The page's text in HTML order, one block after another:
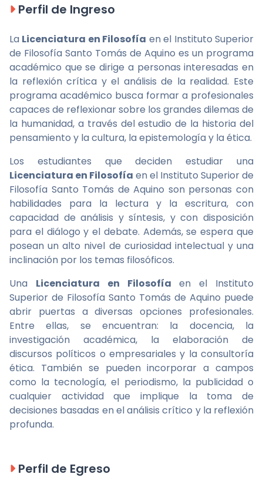
Perfil de Ingreso
La Licenciatura en Filosofía en el Instituto Superior
de Filosofía Santo Tomás de Aquino es un programa
académico que se dirige a personas interesadas en
la reflexión crítica y el análisis de la realidad. Este
programa académico busca formar a profesionales
capaces de reflexionar sobre los grandes dilemas de
la humanidad, a través del estudio de la historia del
pensamiento y la cultura, la epistemología y la ética.
Los estudiantes que deciden estudiar una
Licenciatura en Filosofía en el Instituto Superior de
Filosofía Santo Tomás de Aquino son personas con
habilidades para la lectura y la escritura, con
capacidad de análisis y síntesis, y con disposición
para el diálogo y el debate. Además, se espera que
posean un alto nivel de curiosidad intelectual y una
inclinación por los temas filosóficos.
Una Licenciatura en Filosofía en el Instituto
Superior de Filosofía Santo Tomás de Aquino puede
abrir puertas a diversas opciones profesionales.
Entre ellas, se encuentran: la docencia, la
investigación académica, la elaboración de
discursos políticos o empresariales y la consultoría
ética. También se pueden incorporar a campos
como la tecnología, el periodismo, la publicidad o
cualquier actividad que implique la toma de
decisiones basadas en el análisis crítico y la reflexión
profunda.
Perfil de Egreso